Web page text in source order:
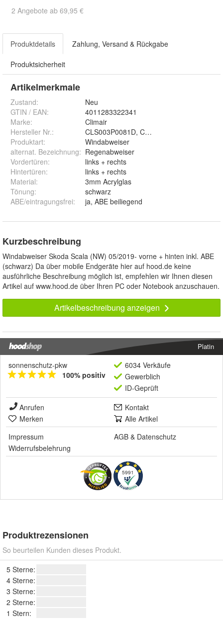
2 Angebote ab 69,95 €
Produktdetails Zahlung, Versand & Rückgabe
Produktsicherheit
Artikelmerkmale
Zustand:
Neu
GTIN / EAN:
4011283322341
Marke:
Climair
Hersteller Nr.:
CLS003P0081D, CLS004M2079D
Produktart:
Windabweiser
alternat. Bezeichnung: Regenabweiser
Vordertüren:
links + rechts
Hintertüren:
links + rechts
Material:
3mm Acrylglas
Tönung:
schwarz
ABE/eintragungsfrei: ja, ABE beiliegend
Kurzbeschreibung
Windabweiser Skoda Scala (NW) 05/2019- vorne + hinten inkl. ABE
(schwarz) Da über mobile Endgeräte hier auf hood.de keine
ausführliche Beschreibung möglich ist, empfehlen wir Ihnen diesen
Artikel auf www.hood.de über Ihren PC oder Notebook anzuschauen.
Artikelbeschreibung anzeigen
Platin
sonnenschutz-pkw
100% positiv
6034 Verkäufe
Gewerblich
ID-Geprüft
Anrufen
Kontakt
Merken
Alle Artikel
Impressum
AGB & Datenschutz
Widerrufsbelehrung
5991
Produktrezensionen
So beurteilen Kunden dieses Produkt.
5 Sterne:
4 Sterne:
3 Sterne:
2 Sterne:
1 Stern: